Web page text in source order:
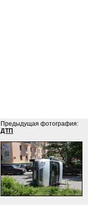
Предыдущая фотография:
ДТП